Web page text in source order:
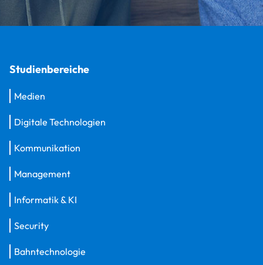
Studienbereiche
Medien
Digitale Technologien
Kommunikation
Management
Informatik & KI
Security
Bahntechnologie